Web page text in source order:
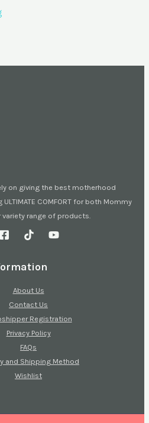
on giving the best motherhood
COMFORT for both Mommy
range of products.
About Us
Contact Us
Registration
Privacy Policy
FAQs
and Shipping Method
Wishlist